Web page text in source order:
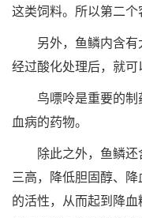
这类饲料。所以第二个
另外，鱼鳞内含有
经过酸化处理后，就可
鸟嘌呤是重要的制
血病的药物。
除此之外，鱼鳞还
三高，降低胆固醇、
的活性，从而起到降血